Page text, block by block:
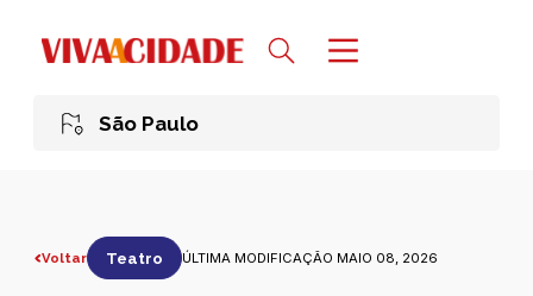
São Paulo
Voltar Teatro ÚLTIMA MODIFICAÇÃO MAIO 08, 2026